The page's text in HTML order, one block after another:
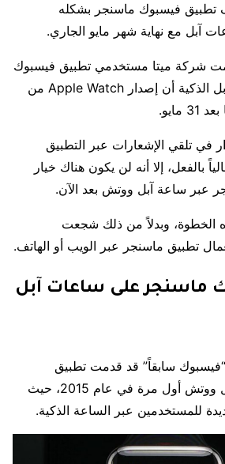
تطبيق فيسبوك ماسنجر بشكله
آبل مع نهاية شهر مايو الجاري.
شركة ميتا مستخدمي تطبيق فيسبوك
ماسنجر على ساعات آبل الذكية أن إصدار Apple Watch من
في تلقي الإشعارات عبر التطبيق
بالفعل، إلا أنه لن يكون هناك خيار
عبر ساعة آبل ووتش بعد الآن.
الخطوة، وبدلاً من ذلك شجعت
تطبيق ماسنجر عبر الويب أو الهاتف.
ماسنجر على ساعات آبل
سابقاً” قد قدمت تطبيق
ماسنجر أول لساعة آبل ووتش أول مرة في عام 2015، حيث
للمستخدمين عبر الساعة الذكية.